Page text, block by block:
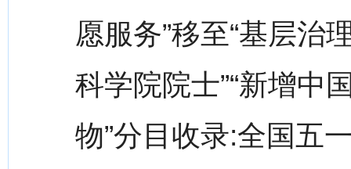
愿服务”移至“基层治
科学院院士”“新增中
物”分目收录:全国五